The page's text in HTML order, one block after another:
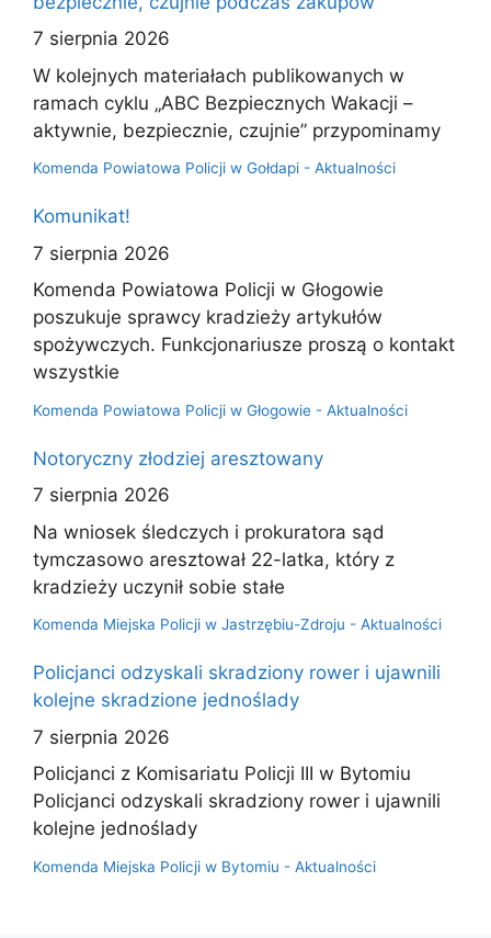
7 sierpnia 2026
W kolejnych materiałach publikowanych w
ramach cyklu „ABC Bezpiecznych Wakacji –
aktywnie, bezpiecznie, czujnie” przypominamy
Komenda Powiatowa Policji w Gołdapi - Aktualności
Komunikat!
7 sierpnia 2026
Komenda Powiatowa Policji w Głogowie
poszukuje sprawcy kradzieży artykułów
spożywczych. Funkcjonariusze proszą o kontakt
wszystkie
Komenda Powiatowa Policji w Głogowie - Aktualności
Notoryczny złodziej aresztowany
7 sierpnia 2026
Na wniosek śledczych i prokuratora sąd
tymczasowo aresztował 22-latka, który z
kradzieży uczynił sobie stałe
Komenda Miejska Policji w Jastrzębiu-Zdroju - Aktualności
Policjanci odzyskali skradziony rower i ujawnili
kolejne skradzione jednoślady
7 sierpnia 2026
Policjanci z Komisariatu Policji III w Bytomiu
Policjanci odzyskali skradziony rower i ujawnili
kolejne jednoślady
Komenda Miejska Policji w Bytomiu - Aktualności